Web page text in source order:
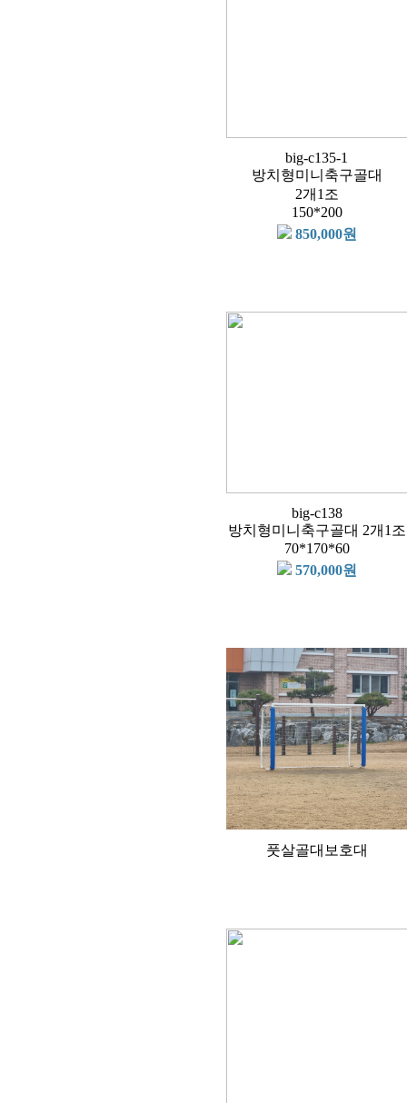
big-c135-1
방치형미니축구골대
2개1조
150*200
850,000원
big-c138
방치형미니축구골대 2개1조
70*170*60
570,000원
풋살골대보호대